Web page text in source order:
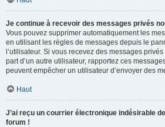
Je continue à recevoir des messages privés
Vous pouvez supprimer automatiquement les
en utilisant les règles de messages depuis le
l’utilisateur. Si vous recevez des messages
part d’un autre utilisateur, rapportez ces
peuvent empêcher un utilisateur d’envoyer des
Haut
J’ai reçu un courrier électronique indésirable
forum !